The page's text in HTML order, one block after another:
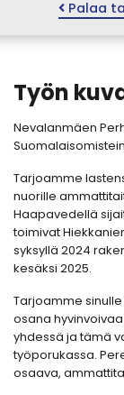
Palaa
Työn
Nevalanmäen
Tarjoamme
nuorille
Haapavedellä
toimivat
syksyllä 2024
kesäksi 2025.
Tarjoamme
osana
yhdessä ja tämä
työporukassa.
osaava,